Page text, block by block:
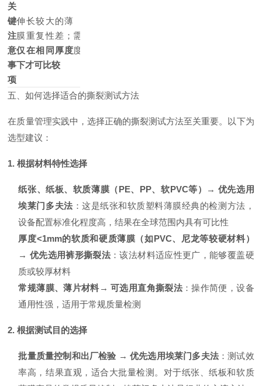
关
键
注
意
事
项
伸长较大的薄
膜重复性差 ；
仅在相同厚度
下才可比较
需控制试验速
度一致性
五、如何选择适合的撕裂测试方法
在质量管理实践中，选择正确的撕裂测试方法至关重要。以下为
选型建议：
1. 根据材料特性选择
纸张、纸板、软质薄膜（PE、PP、软PVC等）→ 优先选用
埃莱门多夫法 ：这是纸张和软质塑料薄膜经典的检测方法，
设备配置标准化程度高，结果在全球范围内具有可比性
厚度<1mm的软质和硬质薄膜（如PVC、尼龙等较硬材料）
→ 优先选用裤形撕裂法 ：该法材料适应性更广，能够覆盖硬
质或较厚材料
常规薄膜、薄片材料→ 可选用直角撕裂法 ：操作简便，设备
通用性强，适用于常规质量检测
2. 根据测试目的选择
批量质量控制和出厂检验 → 优先选用埃莱门多夫法：测试效
率高，结果直观，适合大批量检测。对于纸张、纸板和软质